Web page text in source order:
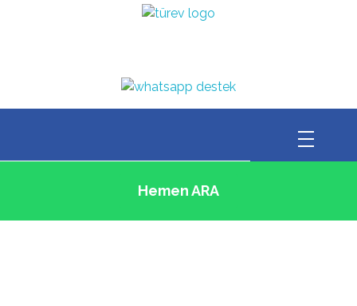
Hemen ARA
Silivri Evden Eve